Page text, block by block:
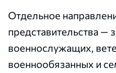
Отдельное
представительства —
военнослужащих,
военнообязанных и